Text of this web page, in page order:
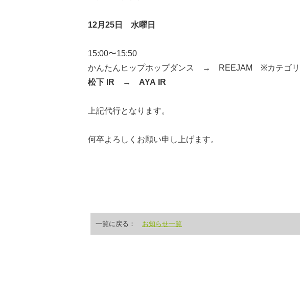
12月25日 水曜日
15:00〜15:50
かんたんヒップホップダンス → REEJAM ※カテゴリ
松下 IR → AYA IR
上記代行となります。
何卒よろしくお願い申し上げます。
一覧に戻る： お知らせ一覧